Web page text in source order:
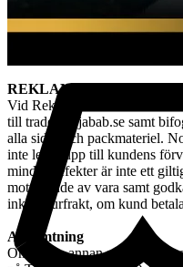
används för att ej behöva stå
REKLAMATION
Vid Reklamation ska kunden
till tradera@jabab.se samt
alla sidor och packmateriel.
inte lever upp till kundens
mindre defekter är inte ett
mottagande av vara samt
inkl. returfrakt, om kund
Avhämtning
Om ingen annan